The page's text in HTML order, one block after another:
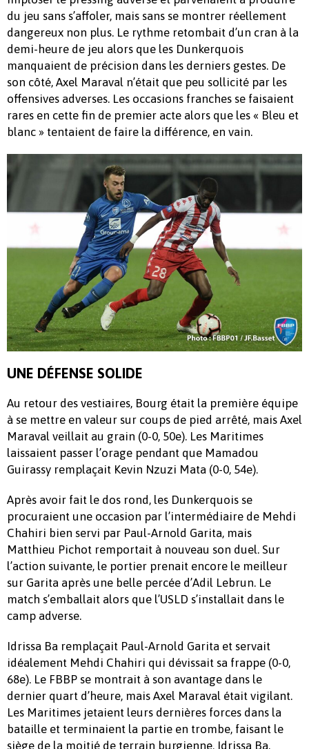
du jeu sans s’affoler, mais sans se montrer réellement
dangereux non plus. Le rythme retombait d’un cran à la
demi-heure de jeu alors que les Dunkerquois
manquaient de précision dans les derniers gestes. De
son côté, Axel Maraval n’était que peu sollicité par les
offensives adverses. Les occasions franches se faisaient
rares en cette fin de premier acte alors que les « Bleu et
blanc » tentaient de faire la différence, en vain.
UNE DÉFENSE SOLIDE
Au retour des vestiaires, Bourg était la première équipe
à se mettre en valeur sur coups de pied arrêté, mais Axel
Maraval veillait au grain (0-0, 50e). Les Maritimes
laissaient passer l’orage pendant que Mamadou
Guirassy remplaçait Kevin Nzuzi Mata (0-0, 54e).
Après avoir fait le dos rond, les Dunkerquois se
procuraient une occasion par l’intermédiaire de Mehdi
Chahiri bien servi par Paul-Arnold Garita, mais
Matthieu Pichot remportait à nouveau son duel. Sur
l’action suivante, le portier prenait encore le meilleur
sur Garita après une belle percée d’Adil Lebrun. Le
match s’emballait alors que l’USLD s’installait dans le
camp adverse.
Idrissa Ba remplaçait Paul-Arnold Garita et servait
idéalement Mehdi Chahiri qui dévissait sa frappe (0-0,
68e). Le FBBP se montrait à son avantage dans le
dernier quart d’heure, mais Axel Maraval était vigilant.
Les Maritimes jetaient leurs dernières forces dans la
bataille et terminaient la partie en trombe, faisant le
siège de la moitié de terrain burgienne. Idrissa Ba,